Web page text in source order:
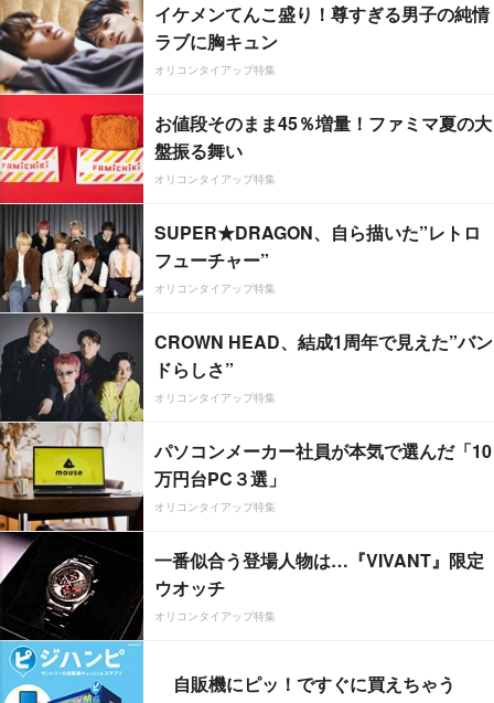
イケメンてんこ盛り！尊すぎる男子の純情
ラブに胸キュン
オリコンタイアップ特集
お値段そのまま45％増量！ファミマ夏の大
盤振る舞い
オリコンタイアップ特集
SUPER★DRAGON、自ら描いた”レトロ
フューチャー”
オリコンタイアップ特集
CROWN HEAD、結成1周年で見えた”バン
ドらしさ”
オリコンタイアップ特集
パソコンメーカー社員が本気で選んだ「10
万円台PC３選」
オリコンタイアップ特集
一番似合う登場人物は…『VIVANT』限定
ウオッチ
オリコンタイアップ特集
自販機にピッ！ですぐに買えちゃう